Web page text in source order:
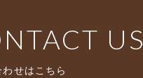
US
わせはこちら